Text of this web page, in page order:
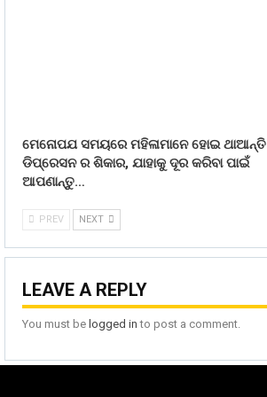
ମେନୋପଯ ସମୟରେ ମହିଳାମାନେ ହୋଇ ଥାଆନ୍ତି
ଡିପ୍ରେସନ ର ଶିକାର, ଯାହାକୁ ଦୂର କରିବା ପାଇଁ
ଆପଣାନ୍ତୁ…
PREV NEXT
LEAVE A REPLY
You must be logged in to post a comment.